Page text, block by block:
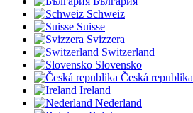
Schweiz
Suisse
Svizzera
Switzerland
Slovensko
Česká republika
Ireland
Nederland